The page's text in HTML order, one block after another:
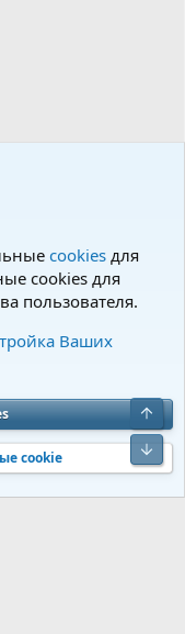
S
S
Ltd. Перевод от
cookies для
cookies для
пользователя.
Ваших
cookie
Верх
Низ